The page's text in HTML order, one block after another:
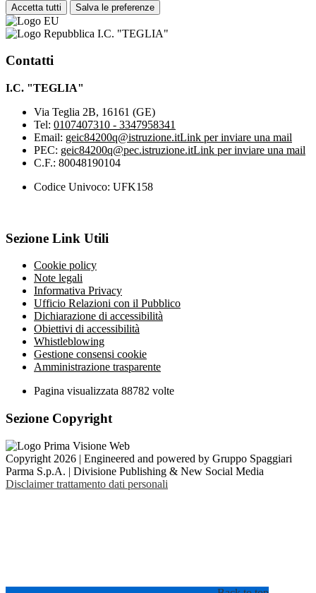
Accetta tutti Salva le preferenze
I.C. "TEGLIA"
Contatti
I.C. "TEGLIA"
Via Teglia 2B, 16161 (GE)
Tel: 0107407310 - 3347958341
Email: geic84200q@istruzione.itLink per inviare una mail
PEC: geic84200q@pec.istruzione.itLink per inviare una mail
C.F.: 80048190104
Codice Univoco: UFK158
Sezione Link Utili
Cookie policy
Note legali
Informativa Privacy
Ufficio Relazioni con il Pubblico
Dichiarazione di accessibilità
Obiettivi di accessibilità
Whistleblowing
Gestione consensi cookie
Amministrazione trasparente
Pagina visualizzata 88782 volte
Sezione Copyright
Copyright 2026 | Engineered and powered by Gruppo Spaggiari
Parma S.p.A. | Divisione Publishing & New Social Media
Disclaimer trattamento dati personali